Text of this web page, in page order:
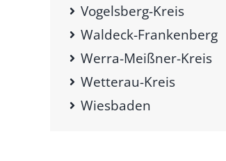
Vogelsberg-Kreis
Waldeck-Frankenberg
Werra-Meißner-Kreis
Wetterau-Kreis
Wiesbaden